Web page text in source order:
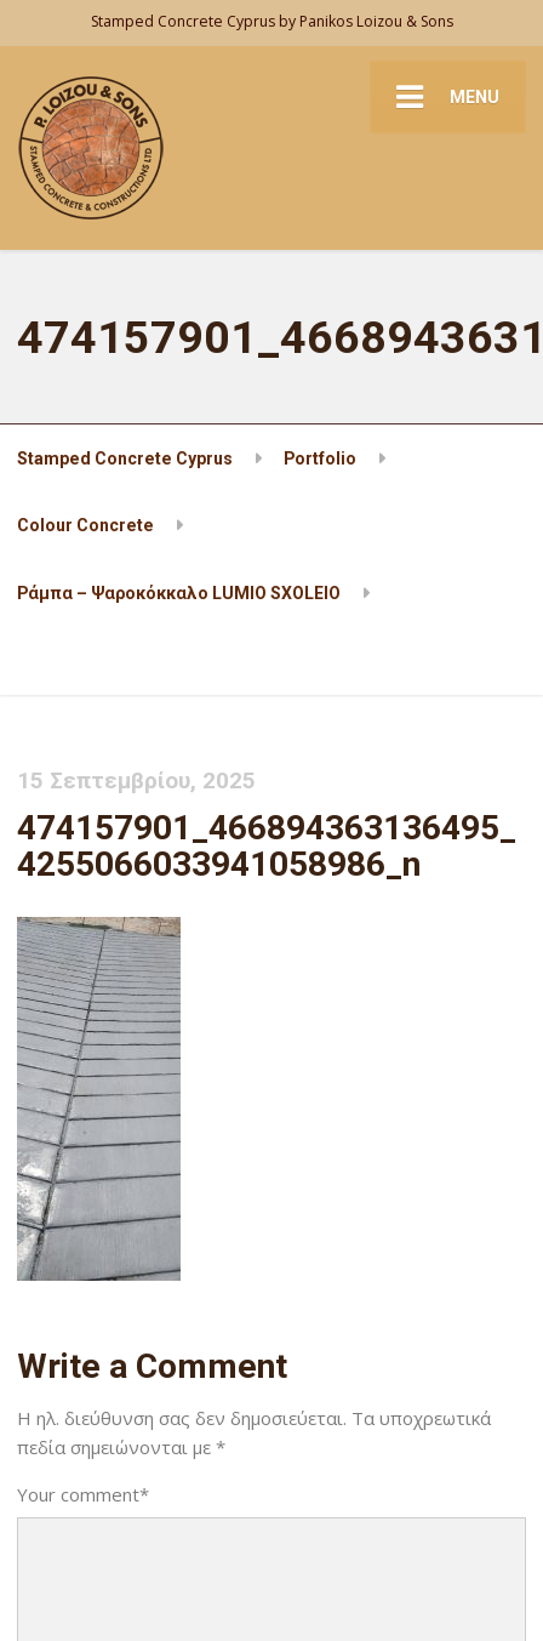
Stamped Concrete Cyprus by Panikos Loizou & Sons
MENU
Stamped Concrete Cyprus Portfolio
Colour Concrete
Ράμπα – Ψαροκόκκαλο LUMIO SXOLEIO
15 Σεπτεμβρίου, 2025
474157901_466894363136495_
4255066033941058986_n
Write a Comment
Η ηλ. διεύθυνση σας δεν δημοσιεύεται. Τα υποχρεωτικά
πεδία σημειώνονται με*
Your comment*